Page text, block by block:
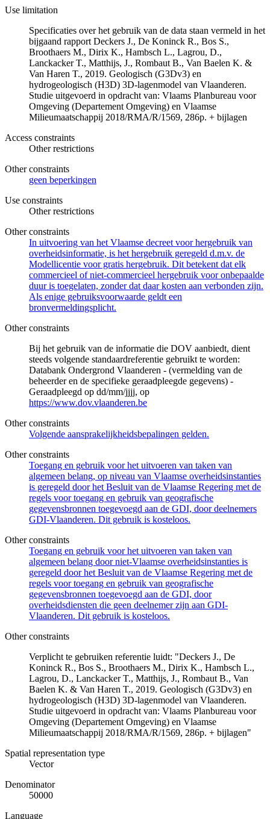
Use limitation
Specificaties over het gebruik van de data staan vermeld in het
bijgaand rapport Deckers J., De Koninck R., Bos S.,
Broothaers M., Dirix K., Hambsch L., Lagrou, D.,
Lanckacker T., Matthijs, J., Rombaut B., Van Baelen K. &
Van Haren T., 2019. Geologisch (G3Dv3) en
hydrogeologisch (H3D) 3D-lagenmodel van Vlaanderen.
Studie uitgevoerd in opdracht van: Vlaams Planbureau voor
Omgeving (Departement Omgeving) en Vlaamse
Milieumaatschappij 2018/RMA/R/1569, 286p. + bijlagen
Access constraints
Other restrictions
Other constraints
geen beperkingen
Use constraints
Other restrictions
Other constraints
In uitvoering van het Vlaamse decreet voor hergebruik van
overheidsinformatie, is het hergebruik geregeld d.m.v. de
Modellicentie voor gratis hergebruik. Dit betekent dat elk
commercieel of niet-commercieel hergebruik voor onbepaalde
duur is toegelaten, zonder dat daar kosten aan verbonden zijn.
Als enige gebruiksvoorwaarde geldt een
bronvermeldingsplicht.
Other constraints
Bij het gebruik van de informatie die DOV aanbiedt, dient
steeds volgende standaardreferentie gebruikt te worden:
Databank Ondergrond Vlaanderen - (vermelding van de
beheerder en de specifieke geraadpleegde gegevens) -
Geraadpleegd op dd/mm/jjjj, op
https://www.dov.vlaanderen.be
Other constraints
Volgende aansprakelijkheidsbepalingen gelden.
Other constraints
Toegang en gebruik voor het uitvoeren van taken van
algemeen belang, op niveau van Vlaamse overheidsinstanties
is geregeld door het Besluit van de Vlaamse Regering met de
regels voor toegang en gebruik van geografische
gegevensbronnen toegevoegd aan de GDI, door deelnemers
GDI-Vlaanderen. Dit gebruik is kosteloos.
Other constraints
Toegang en gebruik voor het uitvoeren van taken van
algemeen belang door niet-Vlaamse overheidsinstanties is
geregeld door het Besluit van de Vlaamse Regering met de
regels voor toegang en gebruik van geografische
gegevensbronnen toegevoegd aan de GDI, door
overheidsdiensten die geen deelnemer zijn aan GDI-
Vlaanderen. Dit gebruik is kosteloos.
Other constraints
Verplicht te gebruiken referentie luidt: "Deckers J., De
Koninck R., Bos S., Broothaers M., Dirix K., Hambsch L.,
Lagrou, D., Lanckacker T., Matthijs, J., Rombaut B., Van
Baelen K. & Van Haren T., 2019. Geologisch (G3Dv3) en
hydrogeologisch (H3D) 3D-lagenmodel van Vlaanderen.
Studie uitgevoerd in opdracht van: Vlaams Planbureau voor
Omgeving (Departement Omgeving) en Vlaamse
Milieumaatschappij 2018/RMA/R/1569, 286p. + bijlagen"
Spatial representation type
Vector
Denominator
50000
Language